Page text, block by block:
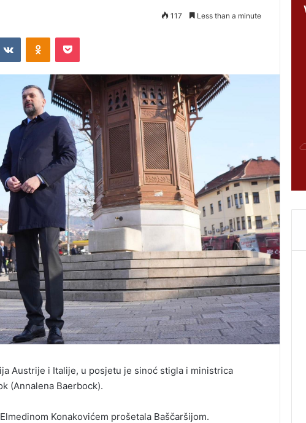
117 Less than a minute
VKontakteOdnoklassniki
Pocket
Austrije i Italije, u posjetu je sinoć stigla i ministrica
(Annalena Baerbock).
Konakovićem prošetala Baščaršijom.